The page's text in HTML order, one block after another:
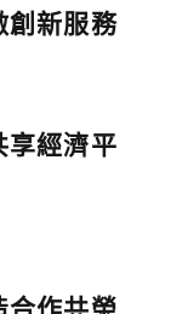
創新服務
享經濟平